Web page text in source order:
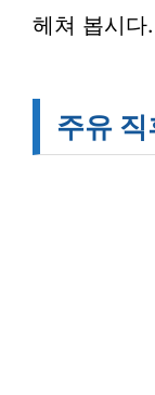
헤쳐 봅시다.
주유